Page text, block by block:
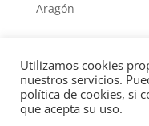
Aragón
Copyright © 2026
Utilizamos cookies
nuestros servicios.
política de cookies, si
que acepta su uso.